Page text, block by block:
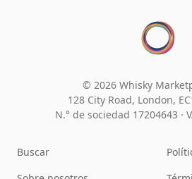
© 2026 Whisky
128 City Road, London,
N.° de sociedad 17204643 ·
Buscar